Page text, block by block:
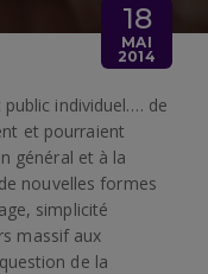
18
MAI
2014
individuel…. de
et pourraient
général et à la
nouvelles formes
simplicité
massif aux
de la